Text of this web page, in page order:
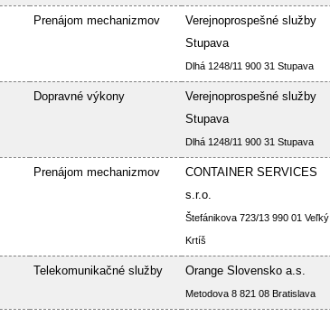
Prenájom mechanizmov
Verejnoprospešné služby
Stupava
Dlhá 1248/11 900 31 Stupava
Dopravné výkony
Verejnoprospešné služby
Stupava
Dlhá 1248/11 900 31 Stupava
Prenájom mechanizmov
CONTAINER SERVICES
s.r.o.
Štefánikova 723/13 990 01 Veľký
Krtíš
Telekomunikačné služby Orange Slovensko a.s.
Metodova 8 821 08 Bratislava